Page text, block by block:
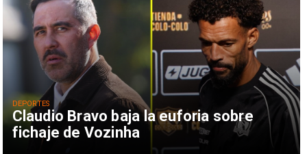
Claudio Bravo baja la euforia sobre
fichaje de Vozinha
DEPORTES